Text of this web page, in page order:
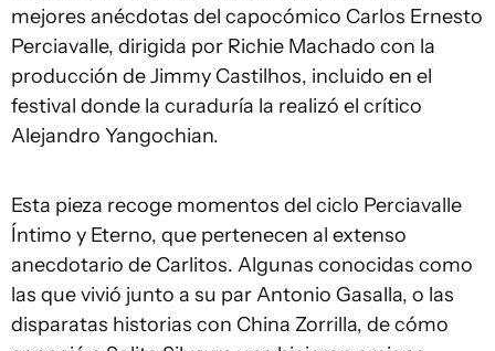
mejores anécdotas del capocómico Carlos Ernesto
Perciavalle, dirigida por Richie Machado con la
producción de Jimmy Castilhos, incluido en el
festival donde la curaduría la realizó el crítico
Alejandro Yangochian.
Esta pieza recoge momentos del ciclo Perciavalle
Íntimo y Eterno, que pertenecen al extenso
anecdotario de Carlitos. Algunas conocidas como
las que vivió junto a su par Antonio Gasalla, o las
disparatas historias con China Zorrilla, de cómo